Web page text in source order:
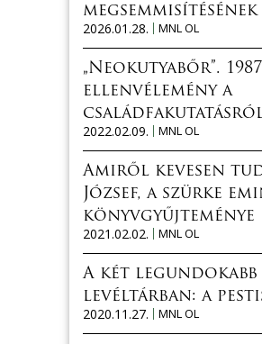
2026.01.28.
MNL OL
„Neokutyabőr”.
ellenvélemény a
2022.02.09.
MNL OL
Amiről kevesen
József, a szürke
könyvgyűjteménye
2021.02.02.
MNL OL
A két legundokabb
levéltárban: a
2020.11.27.
MNL OL